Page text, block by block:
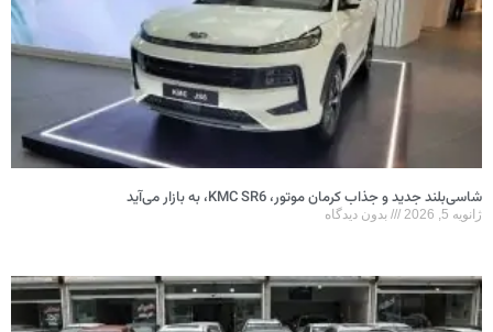
شاسی‌بلند جدید و جذاب کرمان موتور، KMC SR6، به بازار می‌آید
ژانویه 5, 2026 بدون دیدگاه